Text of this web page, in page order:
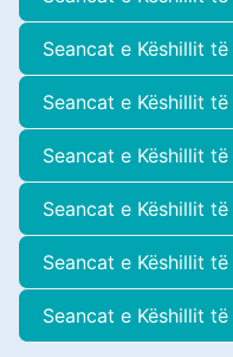
Seancat e Këshillit
Seancat e Këshillit
Seancat e Këshillit
Seancat e Këshillit
Seancat e Këshillit
Seancat e Këshillit